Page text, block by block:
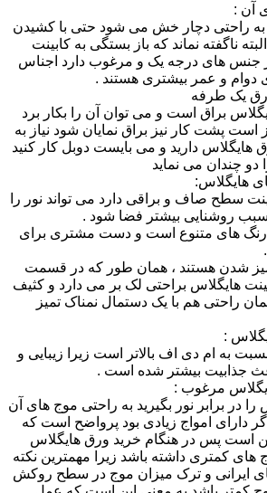
آن :
به راحتی دچار خش می شود حتی با کشیدن
ناگفته نماند که باز بستگی به کابینت
جنس های درجه یک و مرغوب دارد اجناس
دوام و عمر بیشتری هستند .
براق است و می توان آن را بکار برد
است پشت کار نیز براق نمایان شود نیاز به
هایگلاس دارید و می بایست دوبل کار کنید
دو چندان می نماید
هایگلاس:
سطح صاف و براقی دارد می تواند نور را
روشنایی بیشتر فضا شود .
رنگ های متنوع است و دست مشتری برای
شدن هستند ، همان طور که در قسمت
هایگلاس براحتی لک بر می دارد و کثیف
راحتی هم با یک دستمال نمناک تمیز
:
به ام دی اف بالاتر است زیرا زیبایی و
جذابیت بیشتر شده است .
مرغوب :
را در برابر نور بگیرید به راحتی موج های آن
دارای امواج زیادی بود پرواضح است که
است پس در هنگام خرید ورق هایگلاس
کمتری داشته باشد زیرا مهمترین نکته
ایرانی و ترک میزان موج در سطح روکش